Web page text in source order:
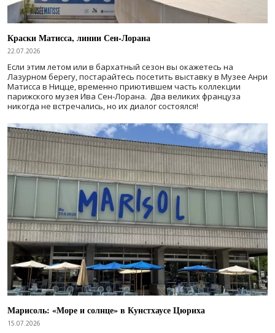
Краски Матисса, линии Сен-Лорана
22.07.2026
Если этим летом или в бархатный сезон вы окажетесь на
Лазурном берегу, постарайтесь посетить выставку в Музее Анри
Матисса в Ницце, временно приютившем часть коллекции
парижского музея Ива Сен-Лорана. Два великих француза
никогда не встречались, но их диалог состоялся!
Марисоль: «Море и солнце» в Кунстхаусе Цюриха
15.07.2026